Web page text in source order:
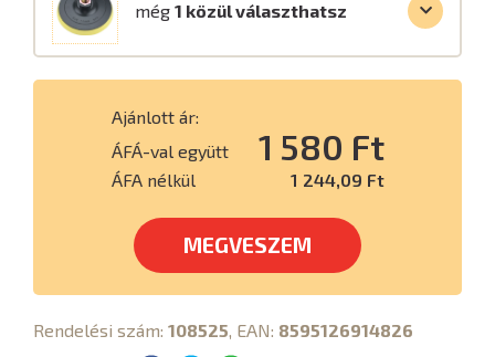
még 1 közül választhatsz
Ajánlott ár:
ÁFÁ-val együtt
1 580 Ft
ÁFA nélkül 1 244,09 Ft
MEGVESZEM
Rendelési szám: 108525 , EAN: 8595126914826